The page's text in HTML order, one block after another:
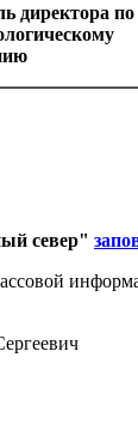
директора по
север"